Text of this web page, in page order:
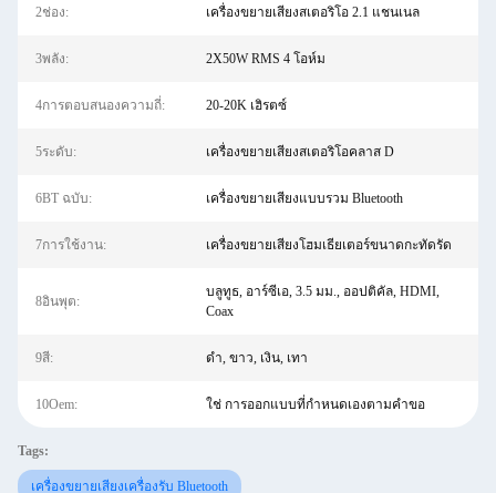
2ช่อง: เครื่องขยายเสียงสเตอริโอ 2.1 แชนเนล
3พลัง: 2X50W RMS 4 โอห์ม
4การตอบสนองความถี่: 20-20K เฮิรตซ์
5ระดับ: เครื่องขยายเสียงสเตอริโอคลาส D
6BT ฉบับ: เครื่องขยายเสียงแบบรวม Bluetooth
7การใช้งาน: เครื่องขยายเสียงโฮมเธียเตอร์ขนาดกะทัดรัด
8อินพุต:
บลูทูธ, อาร์ซีเอ, 3.5 มม., ออปติคัล, HDMI,
Coax
9สี: ดำ, ขาว, เงิน, เทา
10Oem: ใช่ การออกแบบที่กำหนดเองตามคำขอ
Tags:
เครื่องขยายเสียงเครื่องรับ Bluetooth